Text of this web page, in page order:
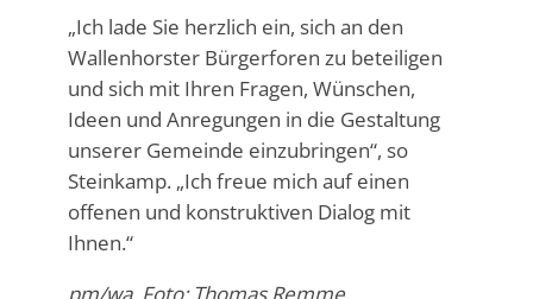
„Ich lade Sie herzlich ein, sich an den
Wallenhorster Bürgerforen zu beteiligen
und sich mit Ihren Fragen, Wünschen,
Ideen und Anregungen in die Gestaltung
unserer Gemeinde einzubringen“, so
Steinkamp. „Ich freue mich auf einen
offenen und konstruktiven Dialog mit
Ihnen.“